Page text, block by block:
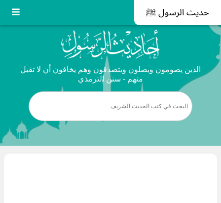
حديث الرسول ﷺ
الذين يصومون ويصلون ويتصدقون وهم يخافون أن لا تقبل
منهم - سنن الترمذي